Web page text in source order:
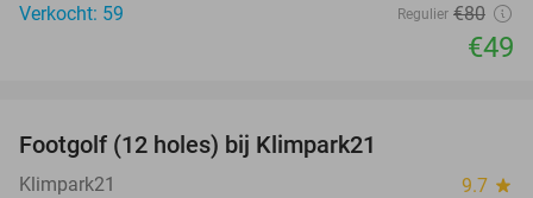
Verkocht: 59
Regulier €80
€49
Footgolf (12 holes) bij Klimpark21
Klimpark21 9.7 star